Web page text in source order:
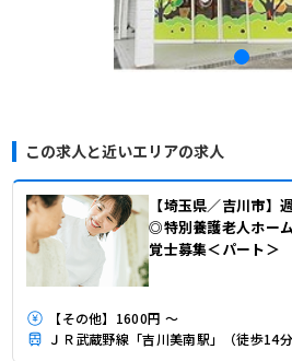
この求人と近いエリアの求人
【埼玉県／吉川市】
◎特別養護老人ホー
覚士募集＜パート＞
【その他】1600円 ～
ＪＲ武蔵野線「吉川美南駅」（徒歩14分